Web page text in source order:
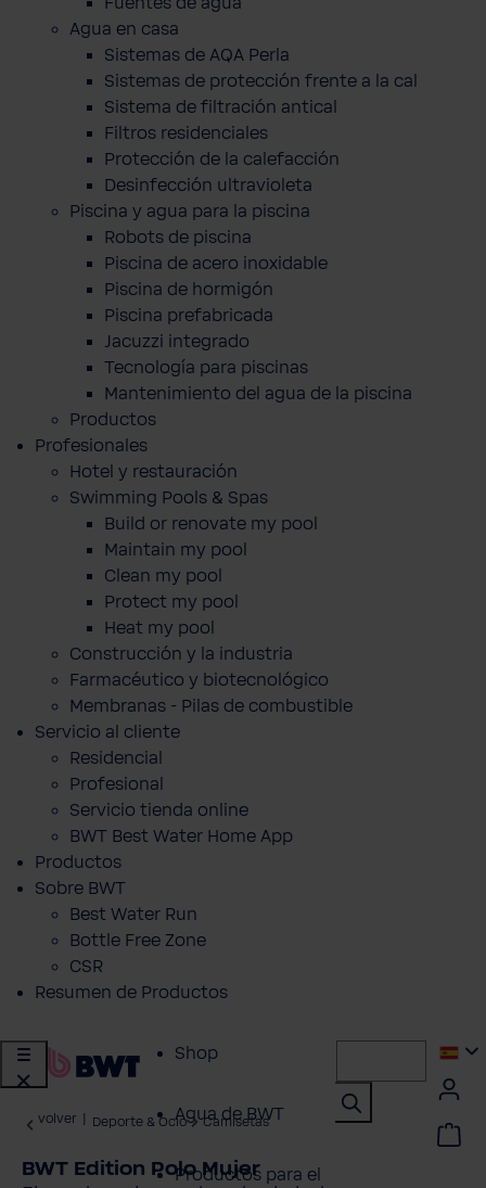
Agua en casa
Sistemas de AQA Perla
Sistemas de protección frente a la cal
Sistema de filtración antical
Filtros residenciales
Protección de la calefacción
Desinfección ultravioleta
Piscina y agua para la piscina
Robots de piscina
Piscina de acero inoxidable
Piscina de hormigón
Piscina prefabricada
Jacuzzi integrado
Tecnología para piscinas
Mantenimiento del agua de la piscina
Productos
Profesionales
Hotel y restauración
Swimming Pools & Spas
Build or renovate my pool
Maintain my pool
Clean my pool
Protect my pool
Heat my pool
Construcción y la industria
Farmacéutico y biotecnológico
Membranas - Pilas de combustible
Servicio al cliente
Residencial
Profesional
Servicio tienda online
BWT Best Water Home App
Productos
Sobre BWT
Best Water Run
Bottle Free Zone
CSR
Resumen de Productos
Shop
Agua de BWT
Productos para el
volver Deporte & Ocio Camisetas
BWT Edition Polo Mujer